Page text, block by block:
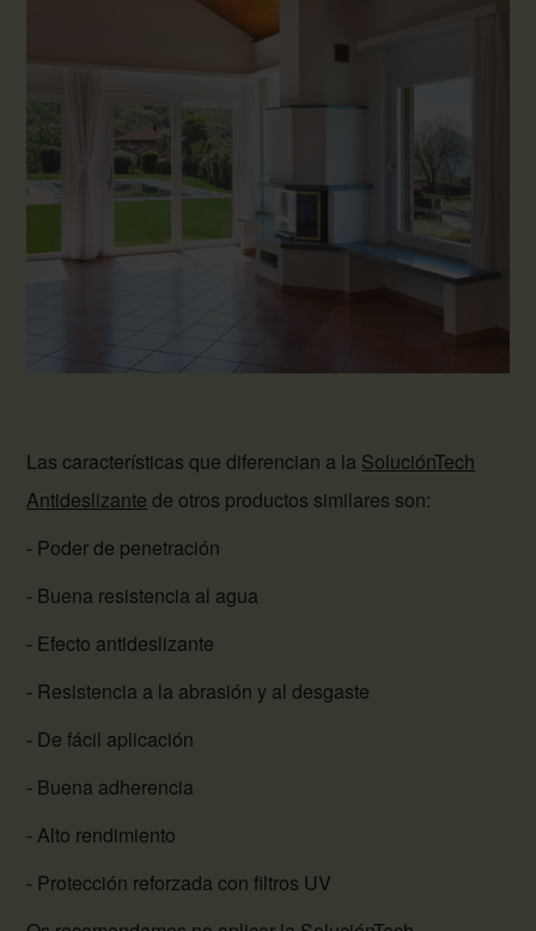
Las características que diferencian a la SoluciónTech
Antideslizante de otros productos similares son:
- Poder de penetración
- Buena resistencia al agua
- Efecto antideslizante
- Resistencia a la abrasión y al desgaste
- De fácil aplicación
- Buena adherencia
- Alto rendimiento
- Protección reforzada con filtros UV